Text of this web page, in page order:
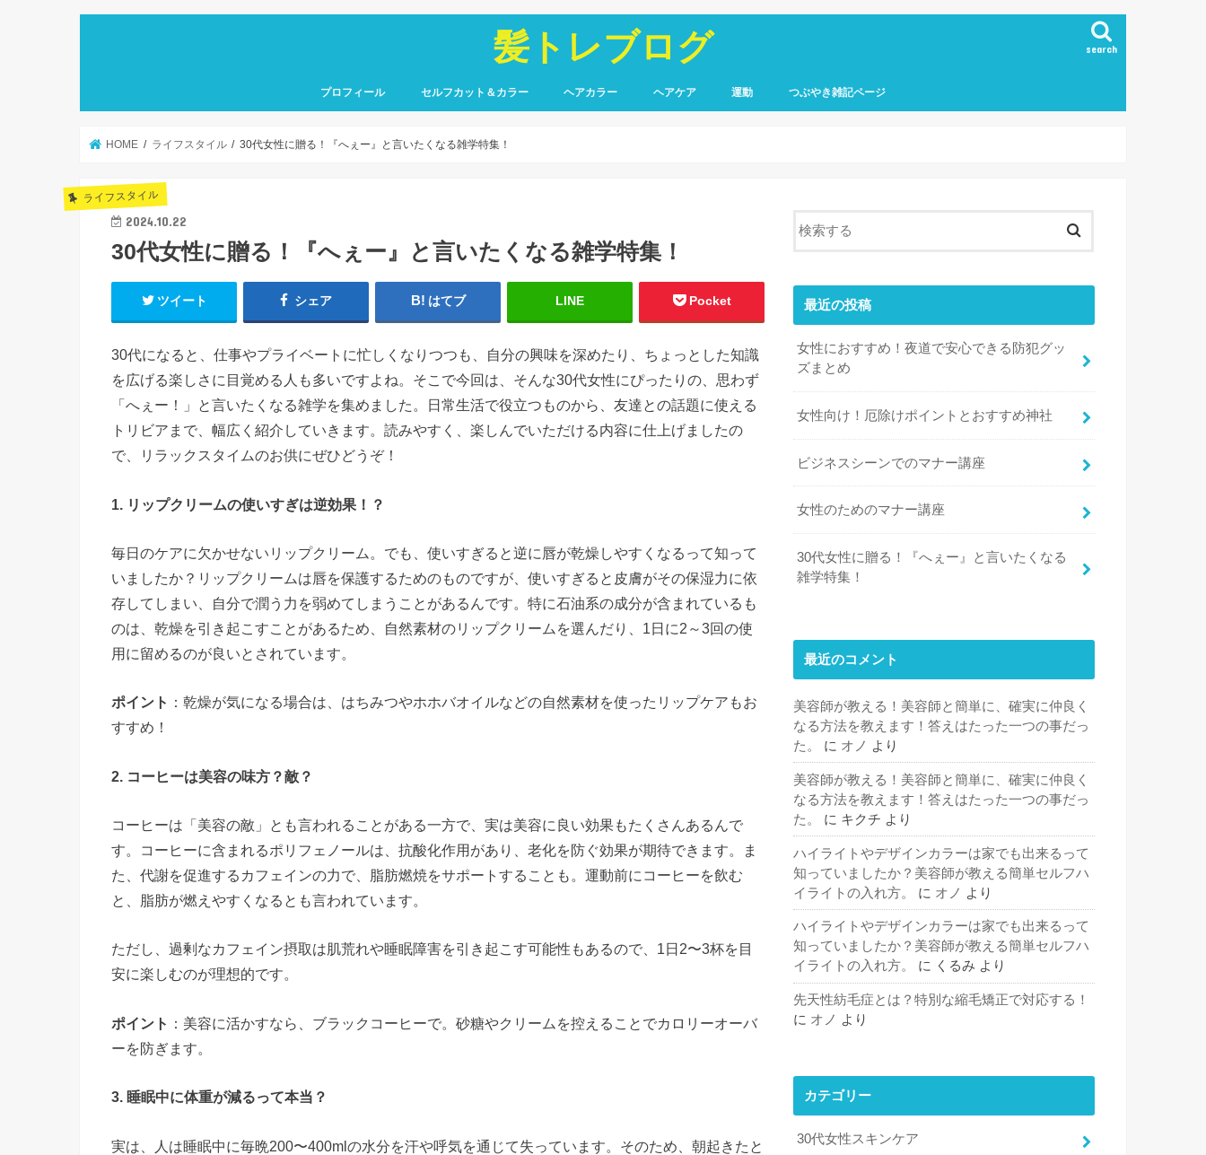
髪トレブログ search
プロフィール セルフカット＆カラー ヘアカラー ヘアケア 運動 つぶやき雑記ページ
HOME ライフスタイル 30代女性に贈る！『へぇー』と言いたくなる雑学特集！
ライフスタイル
2024.10.22
30代女性に贈る！『へぇー』と言いたくなる雑学特集！
ツイート シェア はてブ LINE Pocket
30代になると、仕事やプライベートに忙しくなりつつも、自分の興味を深めたり、ちょっとした知識
を広げる楽しさに目覚める人も多いですよね。そこで今回は、そんな30代女性にぴったりの、思わず
「へぇー！」と言いたくなる雑学を集めました。日常生活で役立つものから、友達との話題に使える
トリビアまで、幅広く紹介していきます。読みやすく、楽しんでいただける内容に仕上げましたの
で、リラックスタイムのお供にぜひどうぞ！
1. リップクリームの使いすぎは逆効果！？
毎日のケアに欠かせないリップクリーム。でも、使いすぎると逆に唇が乾燥しやすくなるって知って
いましたか？リップクリームは唇を保護するためのものですが、使いすぎると皮膚がその保湿力に依
存してしまい、自分で潤う力を弱めてしまうことがあるんです。特に石油系の成分が含まれているも
のは、乾燥を引き起こすことがあるため、自然素材のリップクリームを選んだり、1日に2～3回の使
用に留めるのが良いとされています。
ポイント ：乾燥が気になる場合は、はちみつやホホバオイルなどの自然素材を使ったリップケアもお
すすめ！
2. コーヒーは美容の味方？敵？
コーヒーは「美容の敵」とも言われることがある一方で、実は美容に良い効果もたくさんあるんで
す。コーヒーに含まれるポリフェノールは、抗酸化作用があり、老化を防ぐ効果が期待できます。ま
た、代謝を促進するカフェインの力で、脂肪燃焼をサポートすることも。運動前にコーヒーを飲む
と、脂肪が燃えやすくなるとも言われています。
ただし、過剰なカフェイン摂取は肌荒れや睡眠障害を引き起こす可能性もあるので、1日2〜3杯を目
安に楽しむのが理想的です。
ポイント ：美容に活かすなら、ブラックコーヒーで。砂糖やクリームを控えることでカロリーオーバ
ーを防ぎます。
3. 睡眠中に体重が減るって本当？
実は、人は睡眠中に毎晩200〜400mlの水分を汗や呼気を通じて失っています。そのため、朝起きたと
最近の投稿
女性におすすめ！夜道で安心できる防犯グッ
ズまとめ
女性向け！厄除けポイントとおすすめ神社
ビジネスシーンでのマナー講座
女性のためのマナー講座
30代女性に贈る！『へぇー』と言いたくなる
雑学特集！
最近のコメント
美容師が教える！美容師と簡単に、確実に仲良く
なる方法を教えます！答えはたった一つの事だっ
た。
に オノ より
美容師が教える！美容師と簡単に、確実に仲良く
なる方法を教えます！答えはたった一つの事だっ
た。
に キクチ より
ハイライトやデザインカラーは家でも出来るって
知っていましたか？美容師が教える簡単セルフハ
イライトの入れ方。
に オノ より
ハイライトやデザインカラーは家でも出来るって
知っていましたか？美容師が教える簡単セルフハ
イライトの入れ方。
に くるみ より
先天性紡毛症とは？特別な縮毛矯正で対応する！
に オノ より
カテゴリー
30代女性スキンケア